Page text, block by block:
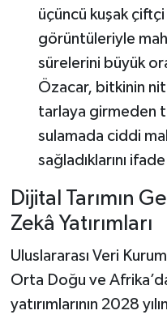
üçüncü kuşak
görüntüleriyle
sürelerini büyük
Özacar, bitkinin
tarlaya girmeden
sulamada ciddi
sağladıklarını
Dijital Tarımın
Zekâ Yatırımları
Uluslararası Veri
Orta Doğu ve
yatırımlarının 2028